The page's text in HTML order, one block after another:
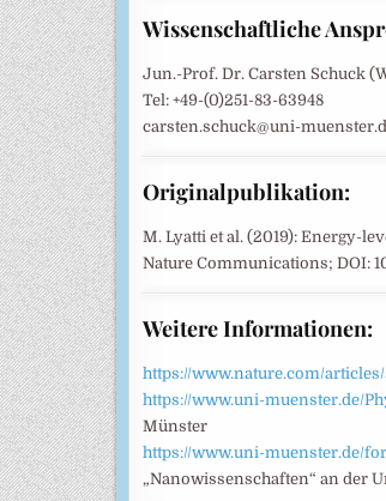
Wissenschaftliche
Jun.-Prof. Dr. Carsten Schuck
Tel: +49-(0)251-83-63948
carsten.schuck@uni-
Originalpublikation:
M. Lyatti et al. (2019): Energy-
Nature Communications; DOI:
Weitere Informationen:
https://www.nature.com/articles/
https://www.uni-muenster.de/
Münster
https://www.uni-muenster.de/
„Nanowissenschaften“ an der